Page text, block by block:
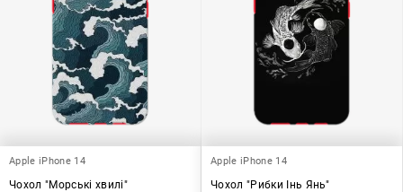
Apple iPhone 14
Чохол "Морські хвилі"
Apple iPhone 14
Чохол "Рибки Інь Янь"